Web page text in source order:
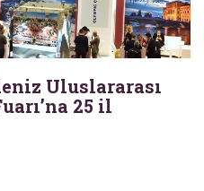
Uluslararası
25 il